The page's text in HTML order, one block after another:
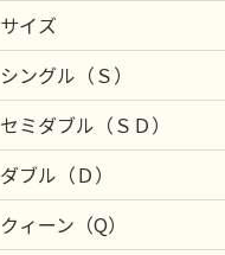
サイズ
シングル（Ｓ）
セミダブル（ＳＤ）
ダブル（Ｄ）
クィーン（Q）